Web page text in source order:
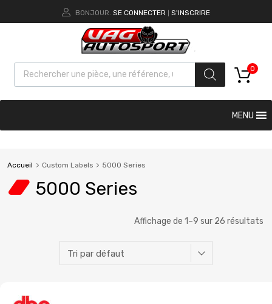
BONJOUR. SE CONNECTER S'INSCRIRE
0
MENU
Accueil Custom Labels 5000 Series
5000 Series
Affichage de 1–9 sur 26 résultats